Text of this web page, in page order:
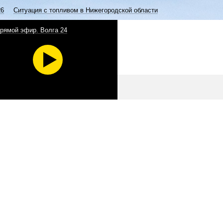
Ситуация с топливом в Нижегородской области
эфир. Волга 24